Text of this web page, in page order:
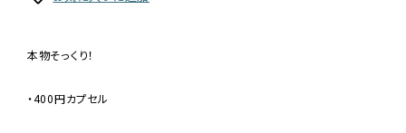
本物そっくり！
・400円カプセル